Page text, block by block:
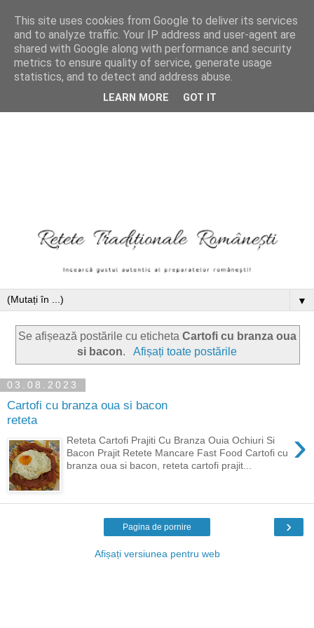
▼
Se afișează postările cu eticheta Cartofi cu branza oua
si bacon. Afișați toate postările
03.08.2023
Cartofi cu branza oua si bacon
reteta
›
Reteta Cartofi Prajiti Cu Branza Ouia Ochiuri Si
Bacon Prajit Retete Mancare Fast Food Cartofi cu
branza oua si bacon, reteta cartofi prajit...
›
Pagina de pornire
Afișați versiunea pentru web
This site uses cookies from Google to deliver its services
and to analyze traffic. Your IP address and user-agent are
shared with Google along with performance and security
metrics to ensure quality of service, generate usage
statistics, and to detect and address abuse.
LEARN MORE GOT IT